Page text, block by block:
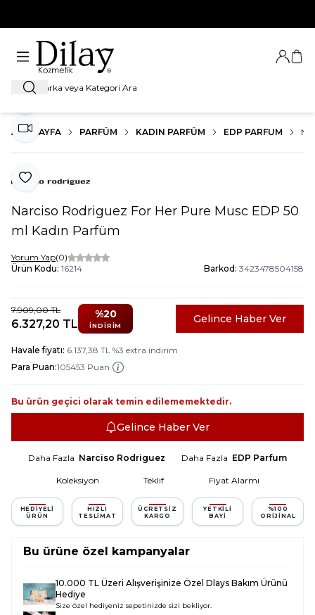
Ara
Giriş
ANA SAYFA PARFÜM KADIN PARFÜM EDP PARFUM
Favoriye Ekle
Video İzle
Narciso Rodriguez For Her Pure Musc EDP 50
ml Kadın Parfüm
Yorum Yap(0)
Ürün Kodu: 16214 Barkod: 3423478504158
7.909,00TL
6.327,20 TL
%20
İNDIRIM
Gelince Haber Ver
Havale fiyatı: 6.137,38 TL %3 extra indirim
Para Puan:105453 Puan
Bu ürün geçici olarak temin edilememektedir.
Gelince Haber Ver
Daha Fazla Narciso Rodriguez Daha Fazla EDP Parfum
Koleksiyon Teklif Fiyat Alarmı
HEDIYELI
ÜRÜN
HIZLI
TESLIMAT
ÜCRETSIZ
KARGO
YETKILI
BAYI
%100
ORIJINAL
Bu ürüne özel kampanyalar
10.000 TL Üzeri Alışverişinize Özel Dlays Bakım Ürünü
Hediye
Size özel hediyeniz sepetinizde sizi bekliyor.